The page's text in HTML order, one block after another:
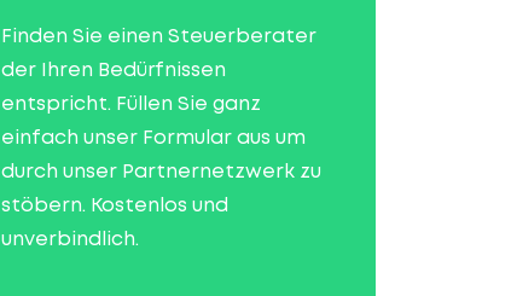
Finden Sie einen Steuerberater
der Ihren Bedürfnissen
entspricht. Füllen Sie ganz
einfach unser Formular aus um
durch unser Partnernetzwerk zu
stöbern. Kostenlos und
unverbindlich.